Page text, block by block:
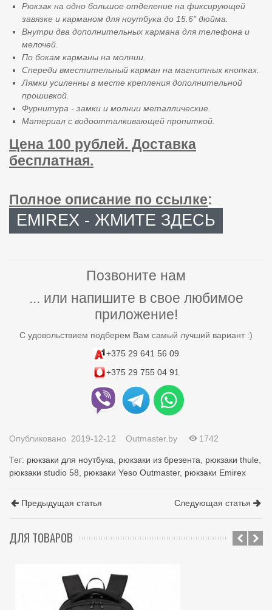
Рюкзак на одно большое отделение на фиксирующей
завязке и карманом для ноутбука до 15.6" дюйма.
Внутри два дополнительных кармана для телефона и
мелочей.
По бокам карманы на молнии.
Спереди вместительный карман на магнитных кнопках.
Лямки усиленны в месте крепления дополнительной
прошивкой.
Фурнитура - замки и молнии металлические.
Материал с водоотталкивающей пропиткой.
Цена 100 рублей. Доставка
бесплатная.
Полное описание по ссылке:
EMIREX - ЖМИТЕ ЗДЕСЬ
Позвоните нам
... или напишите в свое любимое
приложение!
С удовольствием подберем Вам самый лучший вариант :)
+375 29 641 56 09
+375 29 755 04 91
Опубликовано 2019-12-12 Outmaster.by 1742
Тег: рюкзаки для ноутбука, рюкзаки из брезента, рюкзаки thule,
рюкзаки studio 58, рюкзаки Yeso Outmaster, рюкзаки Emirex
Предыдущая статья Следующая статья
ДЛЯ ТОВАРОВ